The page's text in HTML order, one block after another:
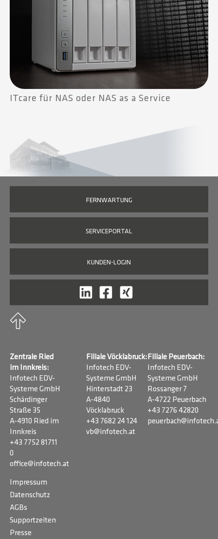
ITcare für NAS oder NAS as a Service
FERNWARTUNG
SERVICEPORTAL
KUNDEN-LOGIN
Zentrale Ried
im Innkreis:
Infotech EDV-
Systeme GmbH
Schärdinger
Straße 35
A-4910 Ried im
Innkreis
+43 7752 81711
0
office@infotech.at
Filiale Vöcklabruck:
Infotech EDV-
Systeme GmbH
Hinterstadt 23
A-4840
Vöcklabruck
+43 7682 24 124
vb@infotech.at
Filiale Peuerbach:
Infotech EDV-
Systeme GmbH
Rossanger 7
A-4722 Peuerbach
+43 7276 42820
Impressum
Datenschutz
AGBs
Supportzeiten
Presse